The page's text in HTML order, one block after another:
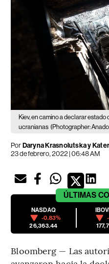
Kiev, en camino a declarar
ucranianas (Photographer:
PorDaryna Krasnolutska y
23 de febrero, 2022 | 06:48 AM
ÚLTIMAS
NASDAQ
-0.83%
26,363.44
Bloomberg — Las